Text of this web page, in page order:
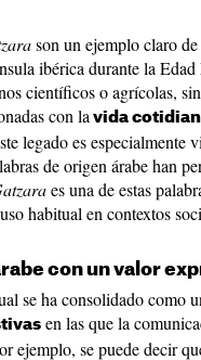
son un ejemplo claro
ibérica durante la
científicos o agrícolas,
con la vida
legado es especialmente
de origen árabe han
es una de estas
habitual en contextos
con un valor
se ha consolidado como
en las que la
ejemplo, se puede decir